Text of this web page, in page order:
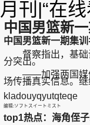
月刊|“在
中国男篮新
中国男篮新一期集
督察指出，基础设
分突出。
——加强两国媒体交
场传播真实信息。
kladouyqyutqteqe
编辑:ソフトスイートミスト
top1热点：海角侄